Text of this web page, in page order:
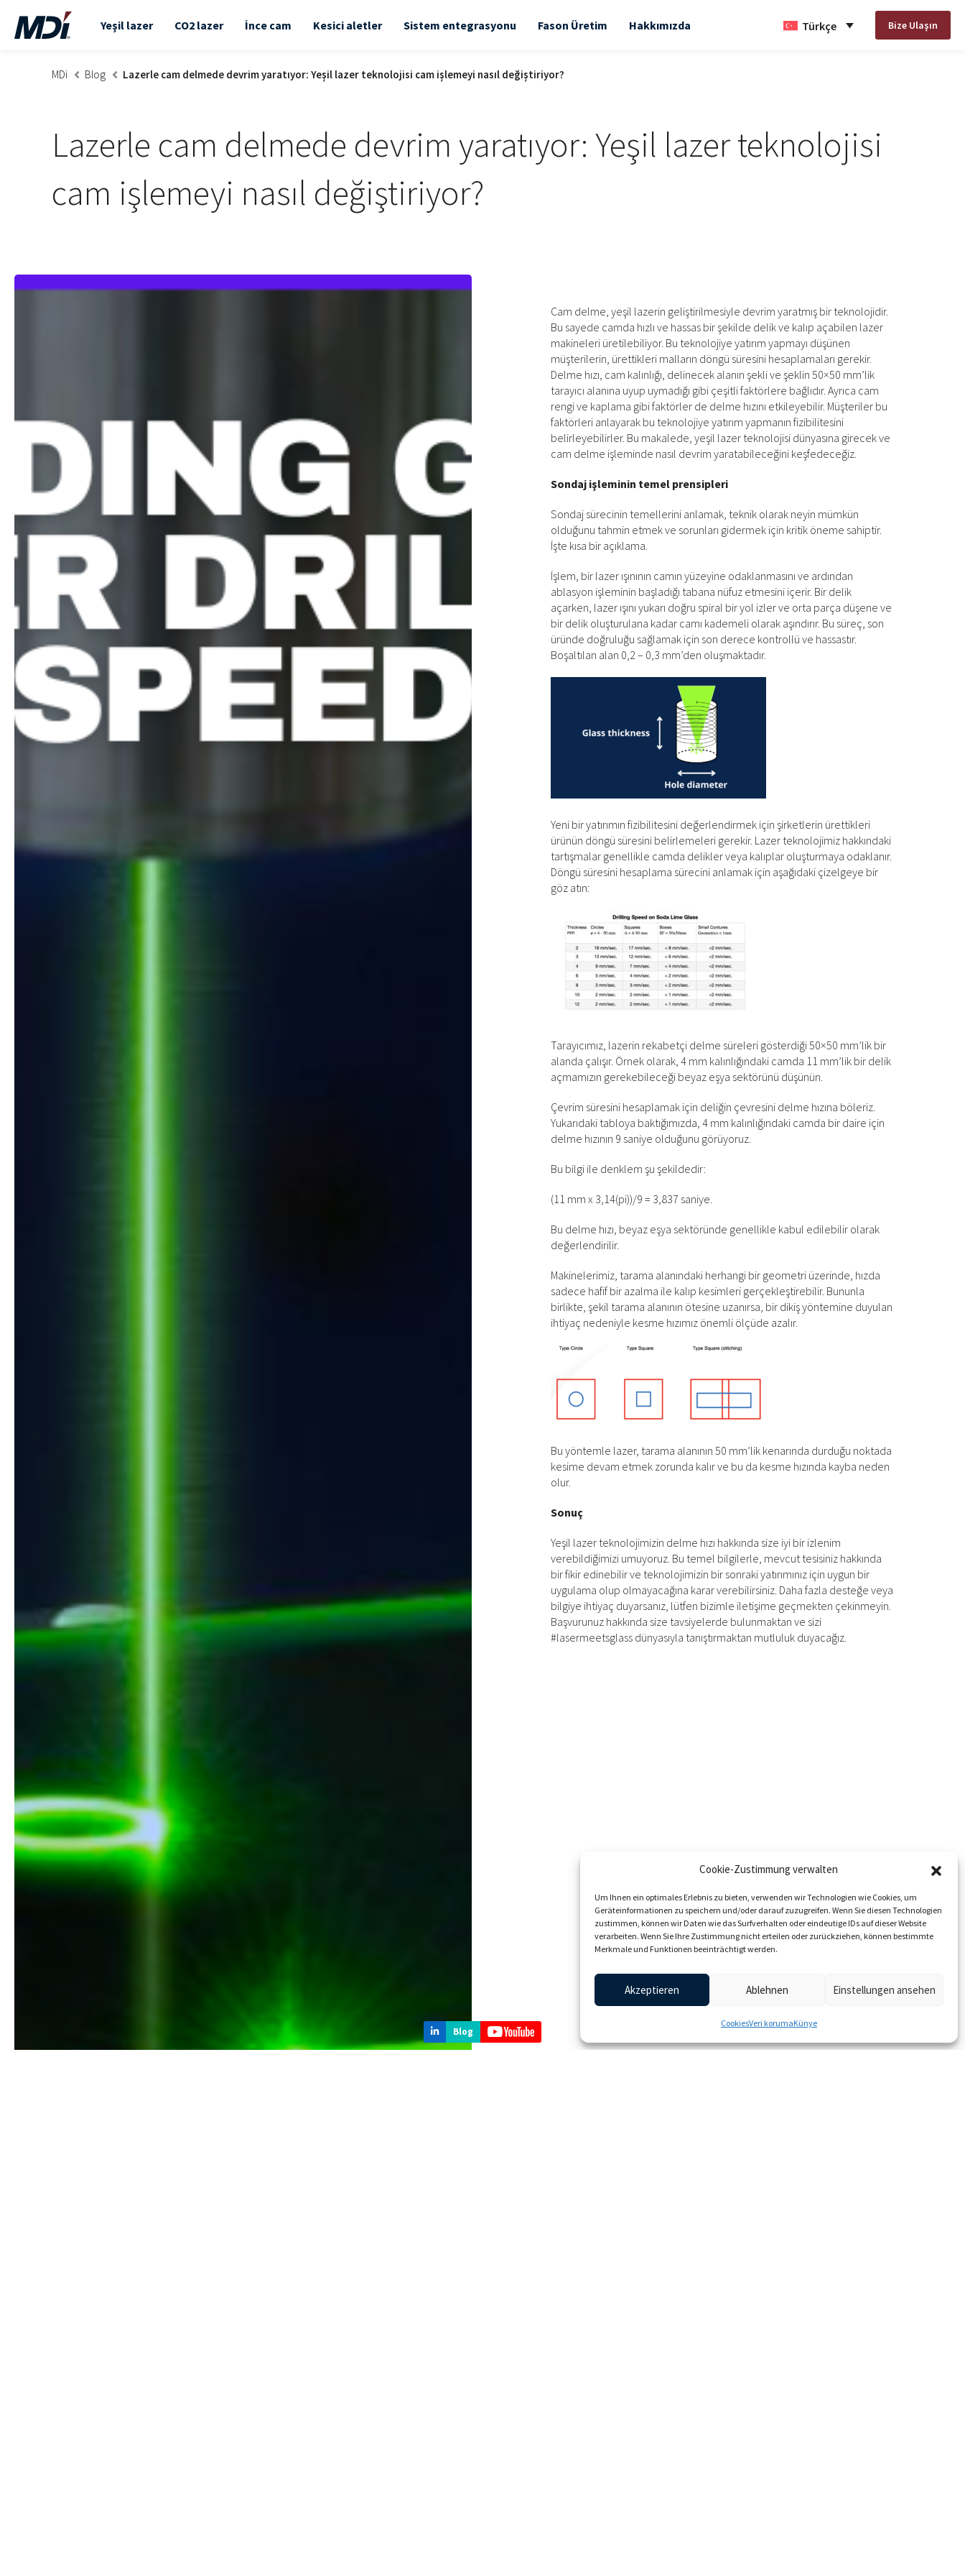
Cookie-Zustimmung verwalten
Um Ihnen ein optimales Erlebnis zu bieten, verwenden wir Technologien wie Cookies, um
Geräteinformationen zu speichern und/oder darauf zuzugreifen. Wenn Sie diesen Technologien
zustimmen, können wir Daten wie das Surfverhalten oder eindeutige IDs auf dieser Website
verarbeiten. Wenn Sie Ihre Zustimmung nicht erteilen oder zurückziehen, können bestimmte
Merkmale und Funktionen beeinträchtigt werden.
Akzeptieren Ablehnen Einstellungen ansehen
CookiesVeri korumaKünye
Yeşil lazer CO2 lazer İnce cam Kesici aletler Sistem entegrasyonu Fason Üretim Hakkımızda Türkçe Bize Ulaşın
MDi Blog Lazerle cam delmede devrim yaratıyor: Yeşil lazer teknolojisi cam işlemeyi nasıl değiştiriyor?
Lazerle cam delmede devrim yaratıyor: Yeşil lazer teknolojisi
cam işlemeyi nasıl değiştiriyor?
Cam delme, yeşil lazerin geliştirilmesiyle devrim yaratmış bir teknolojidir.
Bu sayede camda hızlı ve hassas bir şekilde delik ve kalıp açabilen lazer
makineleri üretilebiliyor. Bu teknolojiye yatırım yapmayı düşünen
müşterilerin, ürettikleri malların döngü süresini hesaplamaları gerekir.
Delme hızı, cam kalınlığı, delinecek alanın şekli ve şeklin 50×50 mm’lik
tarayıcı alanına uyup uymadığı gibi çeşitli faktörlere bağlıdır. Ayrıca cam
rengi ve kaplama gibi faktörler de delme hızını etkileyebilir. Müşteriler bu
faktörleri anlayarak bu teknolojiye yatırım yapmanın fizibilitesini
belirleyebilirler. Bu makalede, yeşil lazer teknolojisi dünyasına girecek ve
cam delme işleminde nasıl devrim yaratabileceğini keşfedeceğiz.
Sondaj işleminin temel prensipleri
Sondaj sürecinin temellerini anlamak, teknik olarak neyin mümkün
olduğunu tahmin etmek ve sorunları gidermek için kritik öneme sahiptir.
İşte kısa bir açıklama.
İşlem, bir lazer ışınının camın yüzeyine odaklanmasını ve ardından
ablasyon işleminin başladığı tabana nüfuz etmesini içerir. Bir delik
açarken, lazer ışını yukarı doğru spiral bir yol izler ve orta parça düşene ve
bir delik oluşturulana kadar camı kademeli olarak aşındırır. Bu süreç, son
üründe doğruluğu sağlamak için son derece kontrollü ve hassastır.
Boşaltılan alan 0,2 – 0,3 mm’den oluşmaktadır.
Yeni bir yatırımın fizibilitesini değerlendirmek için şirketlerin ürettikleri
ürünün döngü süresini belirlemeleri gerekir. Lazer teknolojimiz hakkındaki
tartışmalar genellikle camda delikler veya kalıplar oluşturmaya odaklanır.
Döngü süresini hesaplama sürecini anlamak için aşağıdaki çizelgeye bir
göz atın:
Tarayıcımız, lazerin rekabetçi delme süreleri gösterdiği 50×50 mm’lik bir
alanda çalışır. Örnek olarak, 4 mm kalınlığındaki camda 11 mm’lik bir delik
açmamızın gerekebileceği beyaz eşya sektörünü düşünün.
Çevrim süresini hesaplamak için deliğin çevresini delme hızına böleriz.
Yukarıdaki tabloya baktığımızda, 4 mm kalınlığındaki camda bir daire için
delme hızının 9 saniye olduğunu görüyoruz.
Bu bilgi ile denklem şu şekildedir:
(11 mm x 3,14(pi))/9 = 3,837 saniye.
Bu delme hızı, beyaz eşya sektöründe genellikle kabul edilebilir olarak
değerlendirilir.
Makinelerimiz, tarama alanındaki herhangi bir geometri üzerinde, hızda
sadece hafif bir azalma ile kalıp kesimleri gerçekleştirebilir. Bununla
birlikte, şekil tarama alanının ötesine uzanırsa, bir dikiş yöntemine duyulan
ihtiyaç nedeniyle kesme hızımız önemli ölçüde azalır.
Bu yöntemle lazer, tarama alanının 50 mm’lik kenarında durduğu noktada
kesime devam etmek zorunda kalır ve bu da kesme hızında kayba neden
olur.
Sonuç
Yeşil lazer teknolojimizin delme hızı hakkında size iyi bir izlenim
verebildiğimizi umuyoruz. Bu temel bilgilerle, mevcut tesisiniz hakkında
bir fikir edinebilir ve teknolojimizin bir sonraki yatırımınız için uygun bir
uygulama olup olmayacağına karar verebilirsiniz. Daha fazla desteğe veya
bilgiye ihtiyaç duyarsanız, lütfen bizimle iletişime geçmekten çekinmeyin.
Başvurunuz hakkında size tavsiyelerde bulunmaktan ve sizi
#lasermeetsglass dünyasıyla tanıştırmaktan mutluluk duyacağız.
Blog